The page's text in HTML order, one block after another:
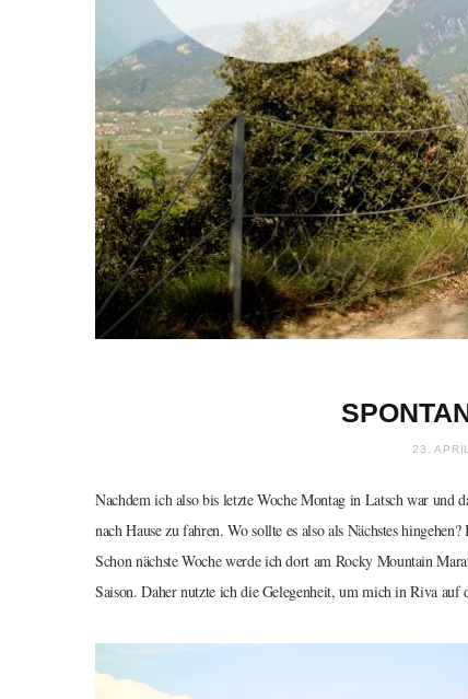
23.
Nachdem ich also bis letzte Woche Montag in Latsch war und
nach Hause zu fahren. Wo sollte es also als Nächstes
Schon nächste Woche werde ich dort am Rocky Mountain
Saison. Daher nutzte ich die Gelegenheit, um mich in Riva auf